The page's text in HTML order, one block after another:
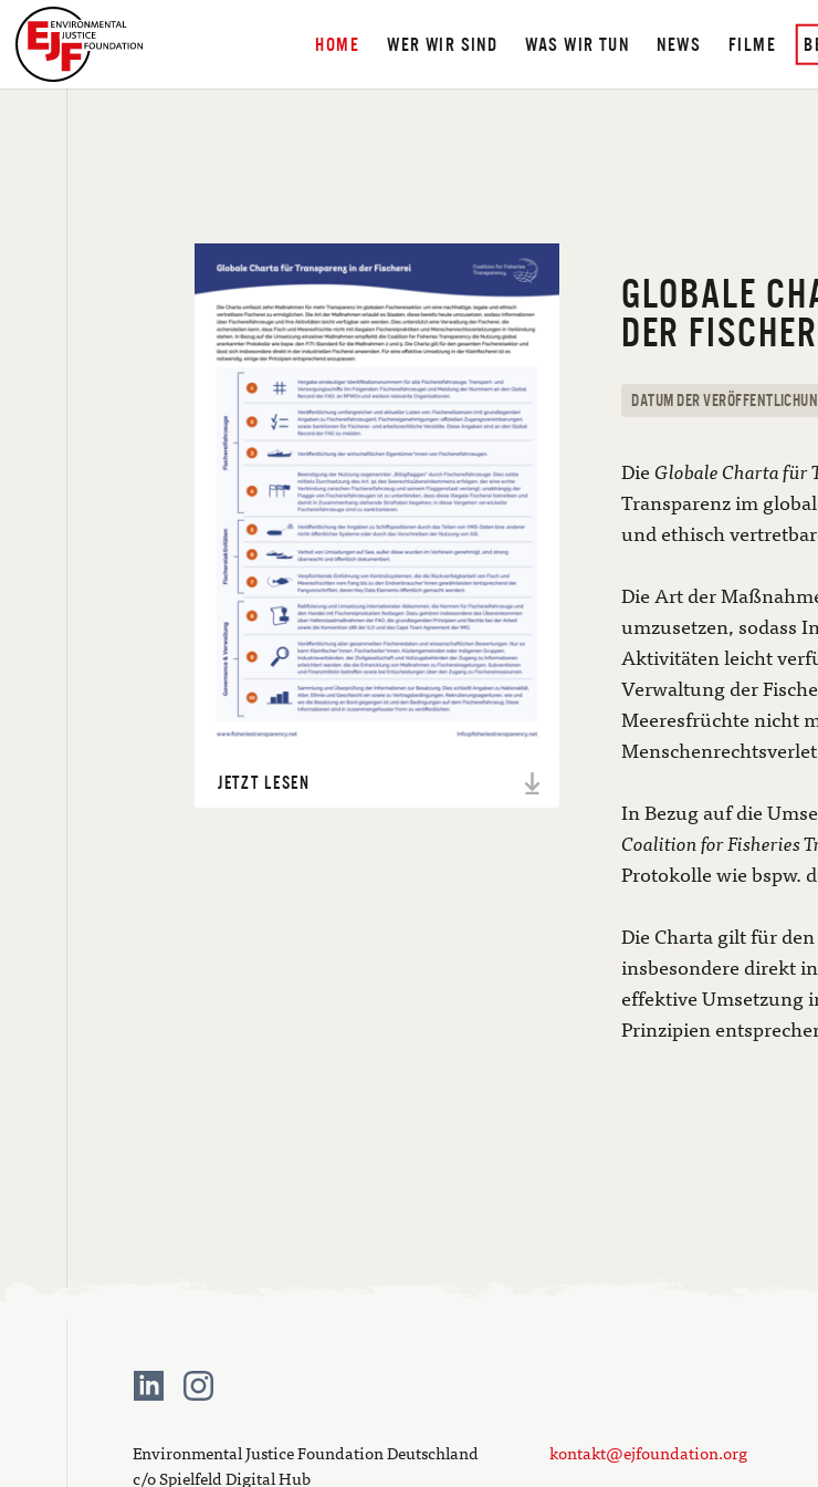
HOME WER WIR SIND WAS WIR TUN NEWS FILME
JETZT LESEN
GLOBALE
DER
DATUM DER
DieGlobale Charta für
Transparenz im
und ethisch
Die Art der
umzusetzen, sodass
Aktivitäten leicht
Verwaltung der
Meeresfrüchte nicht
In Bezug auf die
Coalition for Fisheries
Protokolle wie bspw.
Die Charta gilt für
insbesondere direkt
effektive Umsetzung
Prinzipien
Environmental Justice Foundation Deutschland
c/o Spielfeld Digital Hub
kontakt@ejfoundation.org